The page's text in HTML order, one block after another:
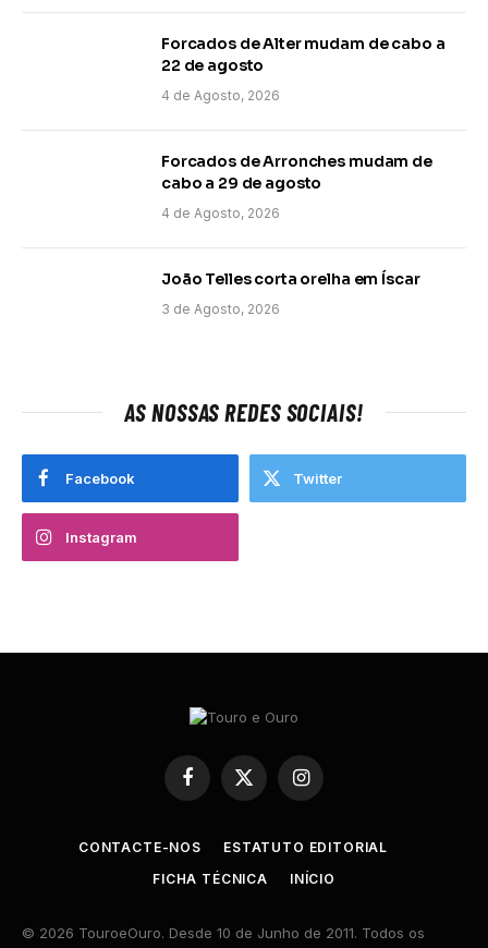
Forcados de Alter mudam de cabo a
22 de agosto
4 de Agosto, 2026
Forcados de Arronches mudam de
cabo a 29 de agosto
4 de Agosto, 2026
João Telles corta orelha em Íscar
3 de Agosto, 2026
AS NOSSAS REDES SOCIAIS!
Facebook Twitter
Instagram
Facebook
X
(Twitter)
Instagram
CONTACTE-NOS
ESTATUTO EDITORIAL
FICHA TÉCNICA
INÍCIO
© 2026 TouroeOuro. Desde 10 de Junho de 2011. Todos os